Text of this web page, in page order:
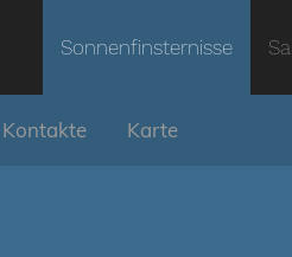
Sonnenfinsternisse
Kontakte Karte